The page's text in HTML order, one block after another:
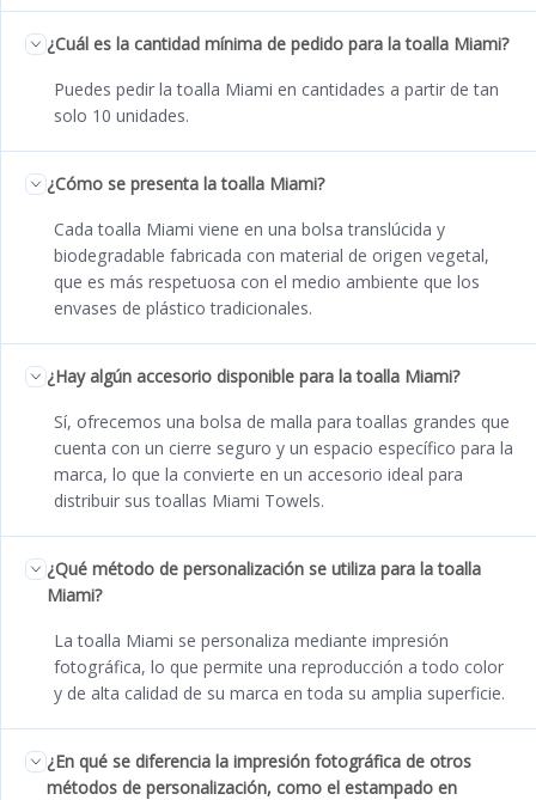
¿Cuál es la cantidad mínima de pedido para la toalla Miami?
Puedes pedir la toalla Miami en cantidades a partir de tan
solo 10 unidades.
¿Cómo se presenta la toalla Miami?
Cada toalla Miami viene en una bolsa translúcida y
biodegradable fabricada con material de origen vegetal,
que es más respetuosa con el medio ambiente que los
envases de plástico tradicionales.
¿Hay algún accesorio disponible para la toalla Miami?
Sí, ofrecemos una bolsa de malla para toallas grandes que
cuenta con un cierre seguro y un espacio específico para la
marca, lo que la convierte en un accesorio ideal para
distribuir sus toallas Miami Towels.
¿Qué método de personalización se utiliza para la toalla
Miami?
La toalla Miami se personaliza mediante impresión
fotográfica, lo que permite una reproducción a todo color
y de alta calidad de su marca en toda su amplia superficie.
¿En qué se diferencia la impresión fotográfica de otros
métodos de personalización, como el estampado en